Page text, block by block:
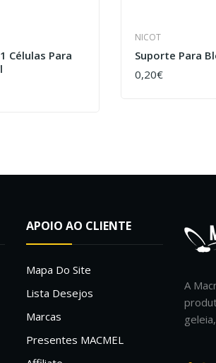
Células Para
NICOT
Suporte Para
0,20€
COMPRAR
APOIO AO CLIENTE
Mapa Do Site
Lista Desejos
Marcas
Presentes MACMEL
A